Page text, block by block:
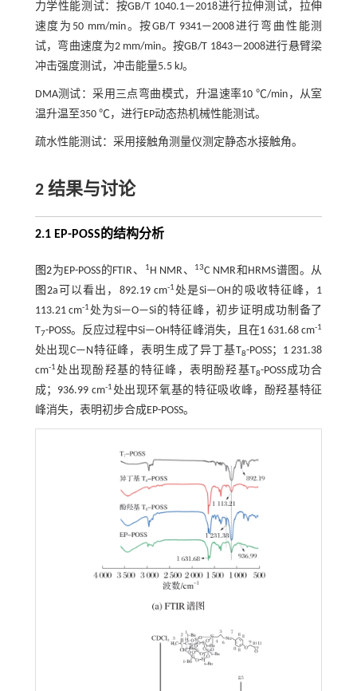
力学性能测试：按GB/T 1040.1—2018进行拉伸测试，拉伸
速度为50 mm/min。按GB/T 9341—2008进行弯曲性能测
试，弯曲速度为2 mm/min。按GB/T 1843—2008进行悬臂梁
冲击强度测试，冲击能量5.5 kJ。
DMA测试：采用三点弯曲模式，升温速率10 ℃/min，从室
温升温至350 ℃，进行EP动态热机械性能测试。
疏水性能测试：采用接触角测量仪测定静态水接触角。
2 结果与讨论
2.1 EP-POSS的结构分析
图2为EP-POSS的FTIR、 1H NMR、 13C NMR和HRMS谱图。从
图2a可以看出，892.19 cm-1处是Si—OH的吸收特征峰，1
113.21 cm-1处为Si—O—Si的特征峰，初步证明成功制备了
T7-POSS。反应过程中Si—OH特征峰消失，且在1 631.68 cm-1
处出现C—N特征峰，表明生成了异丁基T8-POSS；1 231.38
cm-1处出现酚羟基的特征峰，表明酚羟基T8-POSS成功合
成；936.99 cm-1处出现环氧基的特征吸收峰，酚羟基特征
峰消失，表明初步合成EP-POSS。